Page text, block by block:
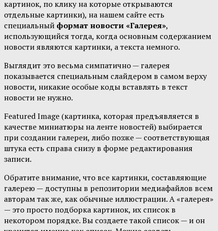
картинок, по клику на которые открываются
отдельные картинки), на нашем сайте есть
специальный формат новости «Галерея»,
использующийся тогда, когда основным содержанием
новости являются картинки, а текста немного.
Выглядит это весьма симпатично — галерея
показывается специальным слайдером в самом верху
новости, никакие особые коды вставлять в текст
новости не нужно.
Featured Image (картинка, которая предъявляется в
качестве миниатюры на ленте новостей) выбирается
при создании галереи, либо позже — соответствующая
штука есть справа снизу в форме редактирования
записи.
Обратите внимание, что все картинки, составляющие
галерею — доступны в репозитории медиафайлов всем
авторам так же, как обычные иллюстрации. А «галерея»
— это просто подборка картинок, их список в
некотором порядке. Вы создаете такой список — и он